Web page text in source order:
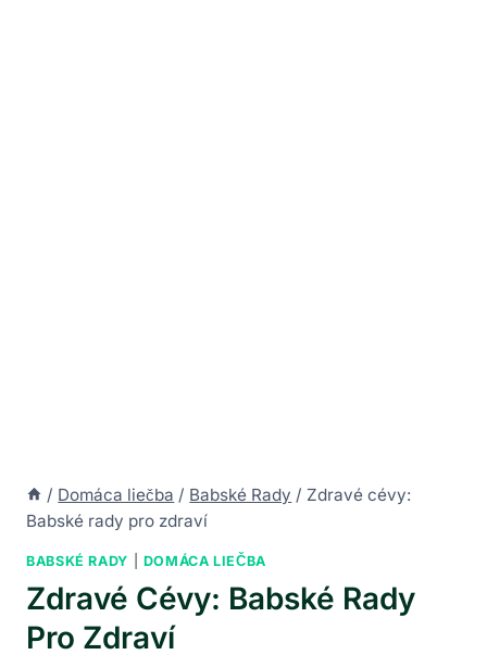
/ Domáca liečba / Babské Rady / Zdravé cévy:
Babské rady pro zdraví
BABSKÉ RADY DOMÁCA LIEČBA
Zdravé Cévy: Babské Rady
Pro Zdraví